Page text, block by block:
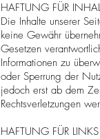
HAFTUNG FÜR
Die Inhalte unserer
keine Gewähr
Gesetzen
Informationen zu
oder Sperrung der
jedoch erst ab dem
Rechtsverletzungen
HAFTUNG FÜR LINKS